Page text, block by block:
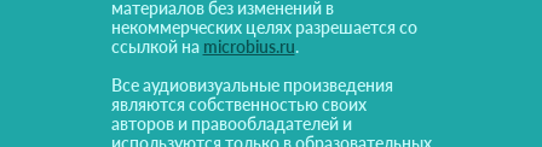
материалов без изменений в
некоммерческих целях разрешается со
ссылкой на microbius.ru.
Все аудиовизуальные произведения
являются собственностью своих
авторов и правообладателей и
используются только в образовательных